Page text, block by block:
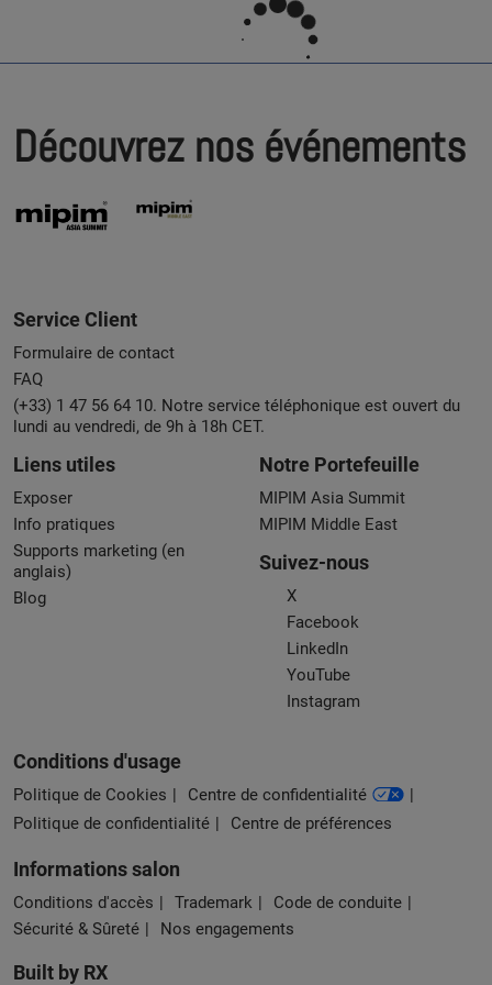
Découvrez nos événements
Service Client
Formulaire de contact
FAQ
(+33) 1 47 56 64 10. Notre service téléphonique est ouvert du
lundi au vendredi, de 9h à 18h CET.
Liens utiles
Exposer
Info pratiques
Supports marketing (en
anglais)
Blog
Notre Portefeuille
MIPIM Asia Summit
MIPIM Middle East
Suivez-nous
X
Facebook
LinkedIn
YouTube
Instagram
Conditions d'usage
Politique de Cookies
Centre de confidentialité
Politique de confidentialité
Centre de préférences
Informations salon
Conditions d'accès Trademark
Code de conduite
Sécurité & Sûreté
Nos engagements
Built by RX